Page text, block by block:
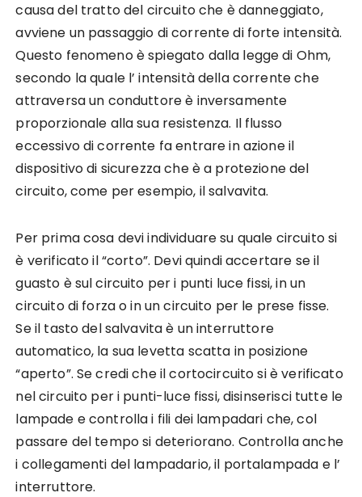
causa del tratto del circuito che è danneggiato,
avviene un passaggio di corrente di forte intensità.
Questo fenomeno è spiegato dalla legge di Ohm,
secondo la quale l’ intensità della corrente che
attraversa un conduttore è inversamente
proporzionale alla sua resistenza. Il flusso
eccessivo di corrente fa entrare in azione il
dispositivo di sicurezza che è a protezione del
circuito, come per esempio, il salvavita.
Per prima cosa devi individuare su quale circuito si
è verificato il “corto”. Devi quindi accertare se il
guasto è sul circuito per i punti luce fissi, in un
circuito di forza o in un circuito per le prese fisse.
Se il tasto del salvavita è un interruttore
automatico, la sua levetta scatta in posizione
“aperto”. Se credi che il cortocircuito si è verificato
nel circuito per i punti-luce fissi, disinserisci tutte le
lampade e controlla i fili dei lampadari che, col
passare del tempo si deteriorano. Controlla anche
i collegamenti del lampadario, il portalampada e l’
interruttore.